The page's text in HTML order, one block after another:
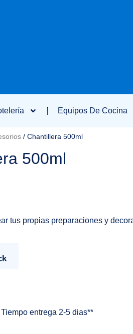
Equipos De Cocina
/ Chantillera 500ml
500ml
tus propias preparaciones y
entrega 2-5 dias**